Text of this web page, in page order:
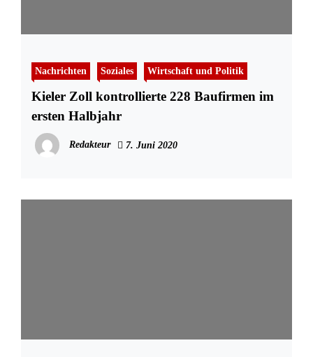
Nachrichten Soziales Wirtschaft und Politik
Kieler Zoll kontrollierte 228 Baufirmen im
ersten Halbjahr
Redakteur 7. Juni 2020